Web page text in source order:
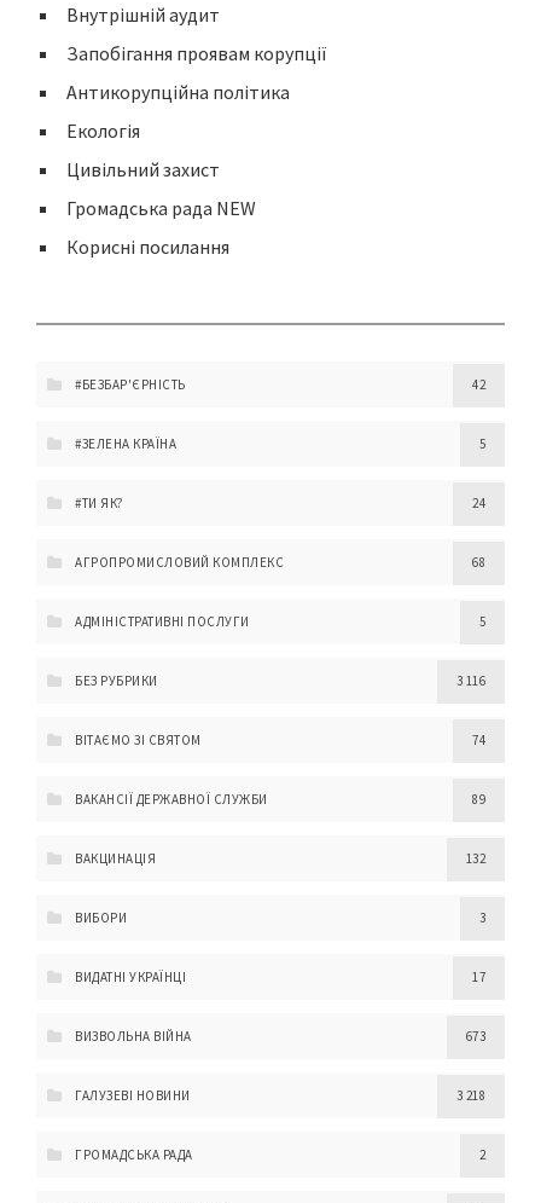
Внутрішній аудит
Запобігання проявам корупції
Антикорупційна політика
Екологія
Цивільний захист
Громадська рада NEW
Корисні посилання
#БЕЗБАР'ЄРНІСТЬ 42
#ЗЕЛЕНА КРАЇНА 5
#ТИ ЯК? 24
АГРОПРОМИСЛОВИЙ КОМПЛЕКС 68
АДМІНІСТРАТИВНІ ПОСЛУГИ 5
БЕЗ РУБРИКИ 3 116
ВІТАЄМО ЗІ СВЯТОМ 74
ВАКАНСІЇ ДЕРЖАВНОЇ СЛУЖБИ 89
ВАКЦИНАЦІЯ 132
ВИБОРИ 3
ВИДАТНІ УКРАЇНЦІ 17
ВИЗВОЛЬНА ВІЙНА 673
ГАЛУЗЕВІ НОВИНИ 3 218
ГРОМАДСЬКА РАДА 2